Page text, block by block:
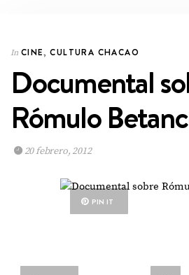
In CINE,CULTURA CHACAO
Documental
Rómulo
20 febrero, 2012
PIN IT